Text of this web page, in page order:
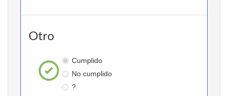
Otro
Cumplido
No cumplido
?